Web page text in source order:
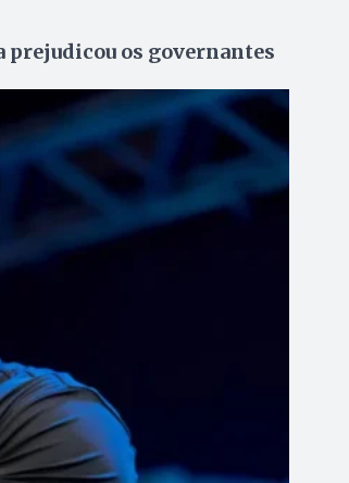
prejudicou os governantes